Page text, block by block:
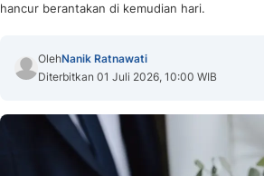
hancur berantakan di kemudian hari.
OlehNanik Ratnawati
Diterbitkan 01 Juli 2026, 10:00 WIB